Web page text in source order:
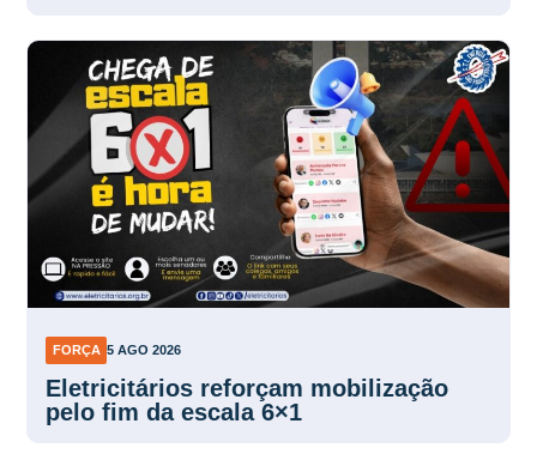
FORÇA 5 AGO 2026
Eletricitários reforçam mobilização
pelo fim da escala 6×1